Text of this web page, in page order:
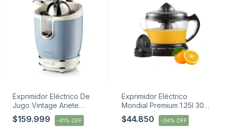
Exprimidor Eléctrico De
Jugo Vintage Ariete
Cítricos 85 W Celeste
$159.999 -41% OFF
Exprimidor Eléctrico
Mondial Premium 1.25l 30w
Negro
$44.850 -34% OFF